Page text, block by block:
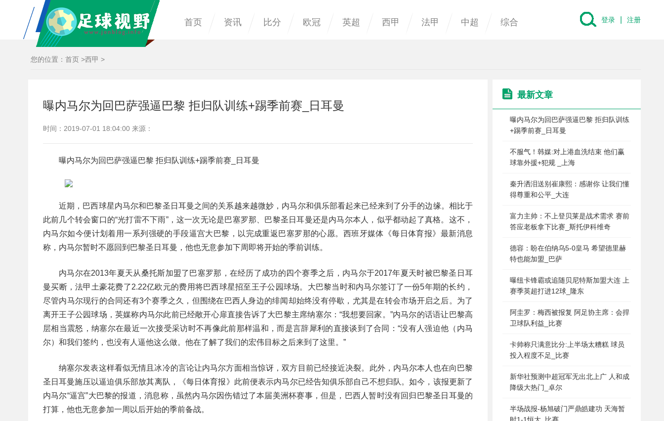
首页 资讯 比分 欧冠 英超 西甲 法甲 中超 综合 登录 注册
您的位置： 首页 >西甲 >
曝内马尔为回巴萨强逼巴黎 拒归队训练+踢季前赛_日耳曼
时间：2019-07-01 18:04:00 来源：
曝内马尔为回巴萨强逼巴黎 拒归队训练+踢季前赛_日耳曼
近期，巴西球星内马尔和巴黎圣日耳曼之间的关系越来越微妙，内马尔和俱乐部看起来已经来到了分手的边缘。相比于
此前几个转会窗口的“光打雷不下雨”，这一次无论是巴塞罗那、巴黎圣日耳曼还是内马尔本人，似乎都动起了真格。这不，
内马尔如今便计划着用一系列强硬的手段逼宫大巴黎，以完成重返巴塞罗那的心愿。西班牙媒体《每日体育报》最新消息
称，内马尔暂时不愿回到巴黎圣日耳曼，他也无意参加下周即将开始的季前训练。
内马尔在2013年夏天从桑托斯加盟了巴塞罗那，在经历了成功的四个赛季之后，内马尔于2017年夏天时被巴黎圣日耳
曼买断，法甲土豪花费了2.22亿欧元的费用将巴西球星招至王子公园球场。大巴黎当时和内马尔签订了一份5年期的长约，
尽管内马尔现行的合同还有3个赛季之久，但围绕在巴西人身边的绯闻却始终没有停歇，尤其是在转会市场开启之后。为了
离开王子公园球场，英媒称内马尔此前已经敞开心扉直接告诉了大巴黎主席纳塞尔：“我想要回家。”内马尔的话语让巴黎高
层相当震怒，纳塞尔在最近一次接受采访时不再像此前那样温和，而是言辞犀利的直接谈到了合同：“没有人强迫他（内马
尔）和我们签约，也没有人逼他这么做。他在了解了我们的宏伟目标之后来到了这里。”
纳塞尔发表这样看似无情且冰冷的言论让内马尔方面相当惊讶，双方目前已经接近决裂。此外，内马尔本人也在向巴黎
圣日耳曼施压以逼迫俱乐部放其离队，《每日体育报》此前便表示内马尔已经告知俱乐部自己不想归队。如今，该报更新了
内马尔“逼宫”大巴黎的报道，消息称，虽然内马尔因伤错过了本届美洲杯赛事，但是，巴西人暂时没有回归巴黎圣日耳曼的
打算，他也无意参加一周以后开始的季前备战。
最新文章
曝内马尔为回巴萨强逼巴黎 拒归队训练
+踢季前赛_日耳曼
不服气！韩媒:对上港血洗结束 他们赢
球靠外援+犯规 _上海
秦升洒泪送别崔康熙：感谢你 让我们懂
得尊重和公平_大连
富力主帅：不上登贝莱是战术需求 赛前
答应老板拿下比赛_斯托伊科维奇
德容：盼在伯纳乌5-0皇马 希望德里赫
特也能加盟_巴萨
曝纽卡锋霸或追随贝尼特斯加盟大连 上
赛季英超打进12球_隆东
阿圭罗：梅西被报复 阿足协主席：会捍
卫球队利益_比赛
卡帅称只满意比分:上半场太糟糕 球员
投入程度不足_比赛
新华社预测中超冠军无出北上广 人和成
降级大热门_卓尔
半场战报-杨旭破门严鼎皓建功 天海暂